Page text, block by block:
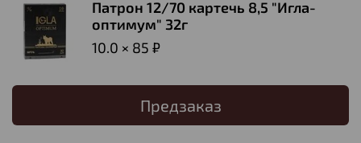
Патрон 12/70 картечь 8,5 "Игла-
оптимум" 32г
10.0 × 85 ₽
Предзаказ